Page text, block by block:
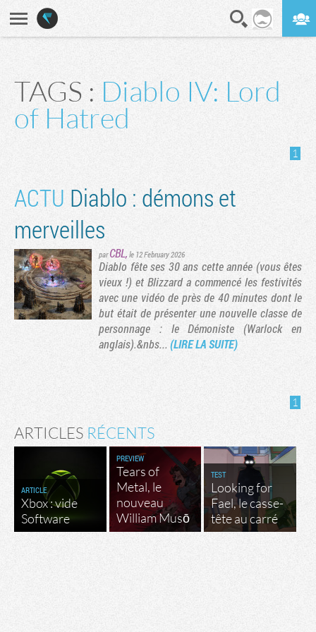
TAGS : Diablo IV: Lord
of Hatred
1
ACTU Diablo : démons et
merveilles
parCBL, le 12 February 2026
Diablo fête ses 30 ans cette année (vous êtes
vieux !) et Blizzard a commencé les festivités
avec une vidéo de près de 40 minutes dont le
but était de présenter une nouvelle classe de
personnage : le Démoniste (Warlock en
anglais).&nbs...(LIRE LA SUITE)
1
ARTICLES RÉCENTS
ARTICLE
Xbox : vide
Software
PREVIEW
Tears of
Metal, le
nouveau
William Musō
TEST
Looking for
Fael, le casse-
tête au carré
Tribune